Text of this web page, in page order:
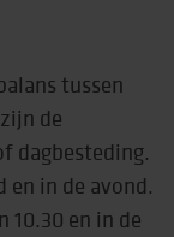
tussen
de
dagbesteding.
en in de avond.
10.30 en in de